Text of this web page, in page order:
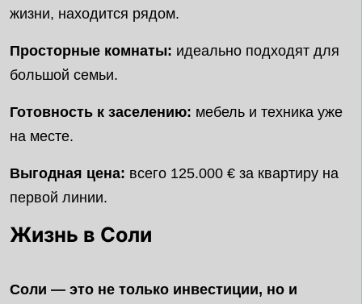
жизни, находится рядом.
Просторные комнаты: идеально подходят для
большой семьи.
Готовность к заселению: мебель и техника уже
на месте.
Выгодная цена: всего 125.000 € за квартиру на
первой линии.
Жизнь в Соли
Соли — это не только инвестиции, но и